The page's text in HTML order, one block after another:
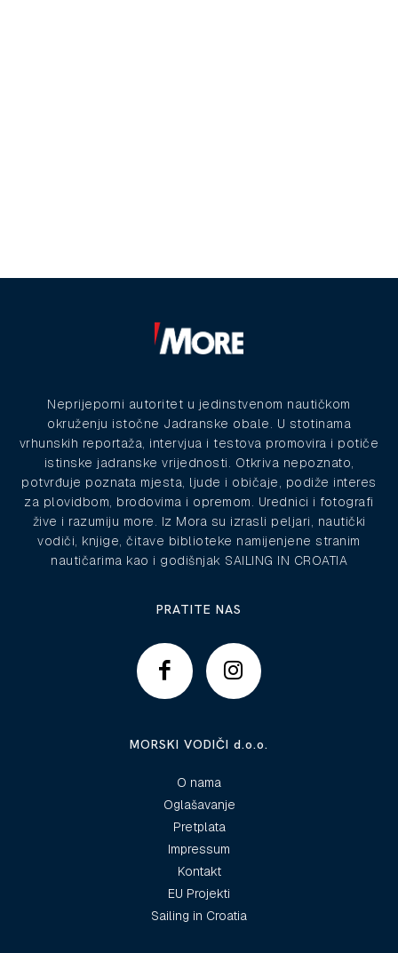
Neprijeporni autoritet u jedinstvenom nautičkom
okruženju istočne Jadranske obale. U stotinama
vrhunskih reportaža, intervjua i testova promovira i potiče
istinske jadranske vrijednosti. Otkriva nepoznato,
potvrđuje poznata mjesta, ljude i običaje, podiže interes
za plovidbom, brodovima i opremom. Urednici i fotografi
žive i razumiju more. Iz Mora su izrasli peljari, nautički
vodiči, knjige, čitave biblioteke namijenjene stranim
nautičarima kao i godišnjak SAILING IN CROATIA
PRATITE NAS
MORSKI VODIČI d.o.o.
O nama
Oglašavanje
Pretplata
Impressum
Kontakt
EU Projekti
Sailing in Croatia